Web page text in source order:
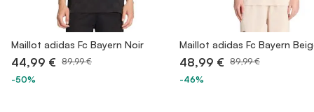
Maillot adidas Fc Bayern Noir
44,99 € 89,99 €
-50%
Maillot adidas Fc Bayern
48,99 € 89,99 €
-46%